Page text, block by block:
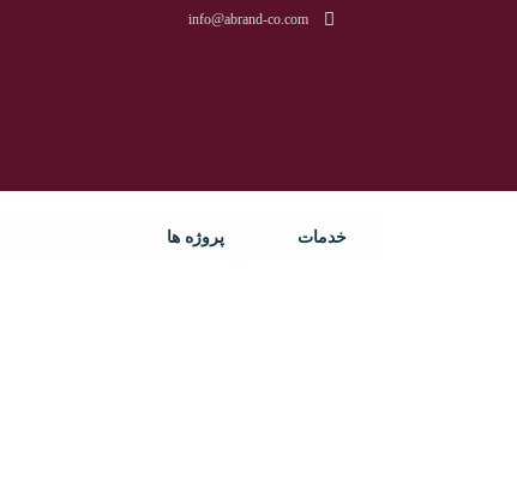
info@abrand-co.com
خدمات پروژه ها